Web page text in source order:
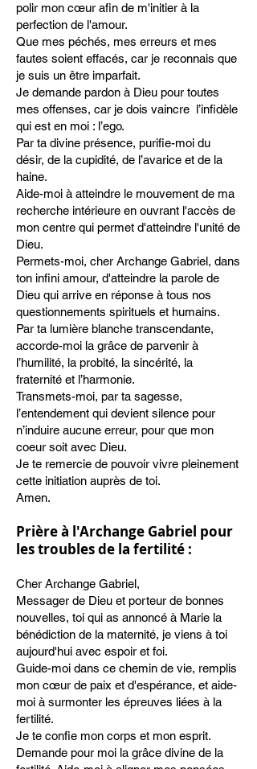
polir mon cœur afin de m'initier à la
perfection de l'amour.
Que mes péchés, mes erreurs et mes
fautes soient effacés, car je reconnais que
je suis un être imparfait.
Je demande pardon à Dieu pour toutes
mes offenses, car je dois vaincre l’infidèle
qui est en moi : l’ego.
Par ta divine présence, purifie-moi du
désir, de la cupidité, de l’avarice et de la
haine.
Aide-moi à atteindre le mouvement de ma
recherche intérieure en ouvrant l'accès de
mon centre qui permet d'atteindre l'unité de
Dieu.
Permets-moi, cher Archange Gabriel, dans
ton infini amour, d'atteindre la parole de
Dieu qui arrive en réponse à tous nos
questionnements spirituels et humains.
Par ta lumière blanche transcendante,
accorde-moi la grâce de parvenir à
l’humilité, la probité, la sincérité, la
fraternité et l’harmonie.
Transmets-moi, par ta sagesse,
l’entendement qui devient silence pour
n’induire aucune erreur, pour que mon
coeur soit avec Dieu.
Je te remercie de pouvoir vivre pleinement
cette initiation auprès de toi.
Amen.
Prièreà l'Archange Gabriel pour
les troubles de la fertilité :
Cher Archange Gabriel,
Messager de Dieu et porteur de bonnes
nouvelles, toi qui as annoncé à Marie la
bénédiction de la maternité, je viens à toi
aujourd'hui avec espoir et foi.
Guide-moi dans ce chemin de vie, remplis
mon cœur de paix et d'espérance, et aide-
moi à surmonter les épreuves liées à la
fertilité.
Je te confie mon corps et mon esprit.
Demande pour moi la grâce divine de la